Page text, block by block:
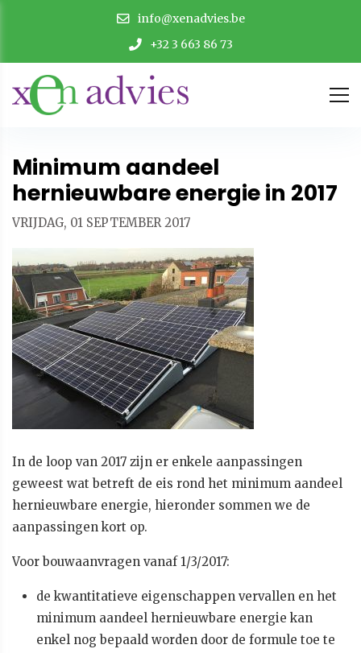
info@xenadvies.be
+32 3 663 86 73
Minimum aandeel
hernieuwbare energie in 2017
VRIJDAG, 01 SEPTEMBER 2017
In de loop van 2017 zijn er enkele aanpassingen
geweest wat betreft de eis rond het minimum aandeel
hernieuwbare energie, hieronder sommen we de
aanpassingen kort op.
Voor bouwaanvragen vanaf 1/3/2017:
de kwantitatieve eigenschappen vervallen en het
minimum aandeel hernieuwbare energie kan
enkel nog bepaald worden door de formule toe te